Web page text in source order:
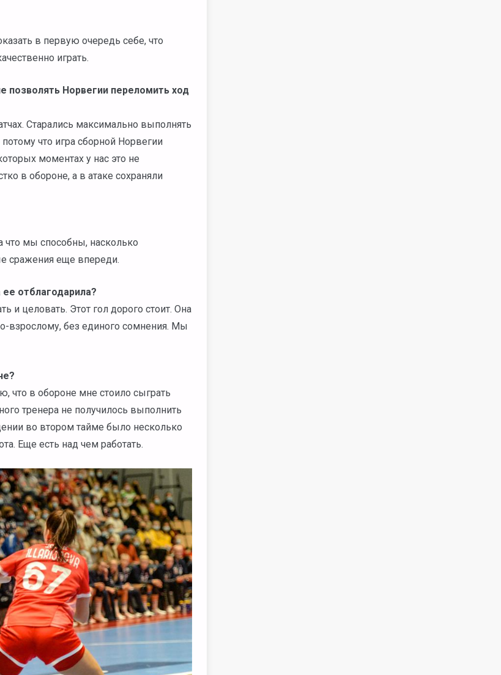
в первую очередь себе, что
играть.
позволять Норвегии переломить ход
Старались максимально выполнять
что игра сборной Норвегии
моментах у нас это не
в обороне, а в атаке сохраняли
что мы способны, насколько
сражения еще впереди.
отблагодарила?
и целовать. Этот гол дорого стоит. Она
взрослому, без единого сомнения. Мы
что в обороне мне стоило сыграть
тренера не получилось выполнить
во втором тайме было несколько
Еще есть над чем работать.